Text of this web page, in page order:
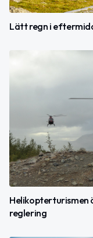
Lätt regn i
Helikopterturismen
reglering